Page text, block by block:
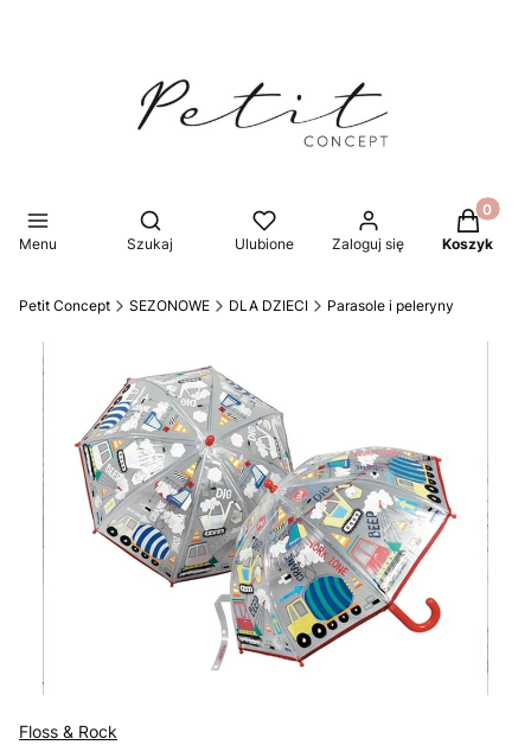
Menu
Otwórz wyszukiwarkę
Szukaj Ulubione Zaloguj się Koszyk
Petit Concept SEZONOWE DLA DZIECI Parasole i peleryny
Floss & Rock